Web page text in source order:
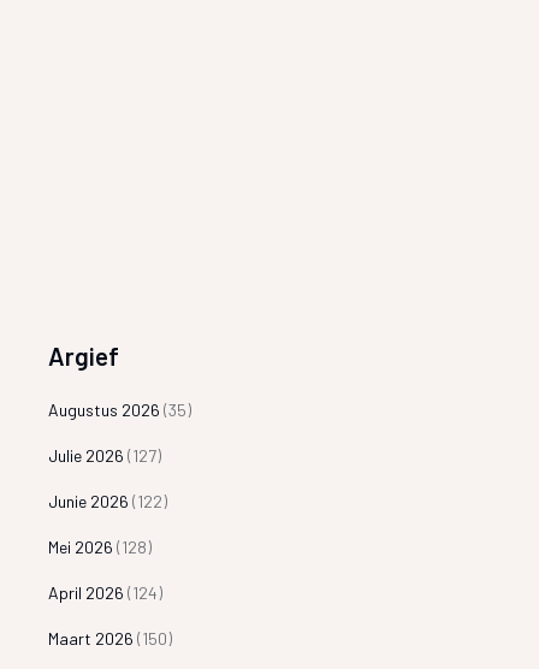
Argief
Augustus 2026 (35)
Julie 2026 (127)
Junie 2026 (122)
Mei 2026 (128)
April 2026 (124)
Maart 2026 (150)